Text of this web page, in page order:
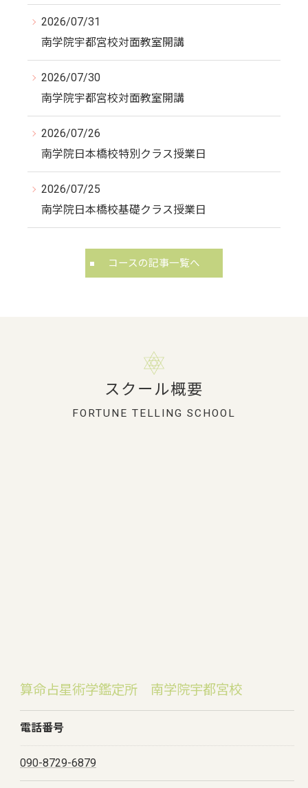
2026/07/31
南学院宇都宮校対面教室開講
2026/07/30
南学院宇都宮校対面教室開講
2026/07/26
南学院日本橋校特別クラス授業日
2026/07/25
南学院日本橋校基礎クラス授業日
コースの記事一覧へ
スクール概要
FORTUNE TELLING SCHOOL
算命占星術学鑑定所 南学院宇都宮校
電話番号
090-8729-6879